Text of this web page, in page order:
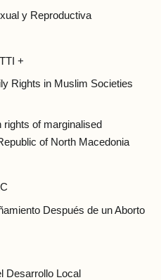
y Reproductiva
+
Rights in Muslim Societies
rights of marginalised
of North Macedonia
Después de un Aborto
Desarrollo Local